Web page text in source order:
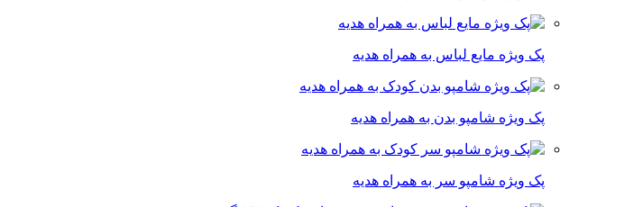
پک ویژه مایع لباس به همراه هدیه
پک ویژه شامپو بدن به همراه هدیه
پک ویژه شامپو سر به همراه هدیه